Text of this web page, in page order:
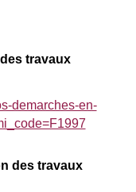
travaux
demarches-en-
des travaux